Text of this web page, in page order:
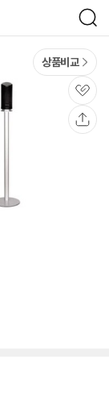
검
색
상품비교
관
심